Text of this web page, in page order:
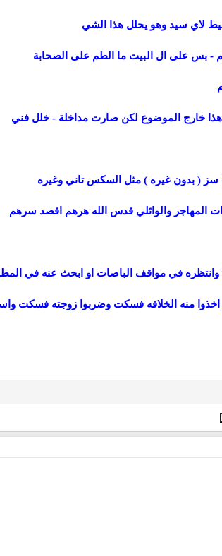
لاي سيد وهو يحلل هذا الشي
- بس على ال البيت ما الطم على الصحابة
خارج الموضوع لكن صارت مداخلة - خلل فني
( بدون غيره ) مثل السكس تاني وغيره
المهاجر والوائلي قدس الله هرهم اقصد سرهم
في مواقف الباصات او ابحث عنه في
منه الخلافه فسكت وضربوا زوجته فسكت